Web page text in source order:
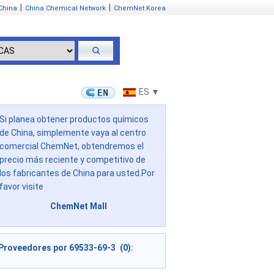
China Chemical Network ChemNet Korea
ES ▼
Si planea obtener productos químicos
de China, simplemente vaya al centro
comercial ChemNet, obtendremos el
precio más reciente y competitivo de
los fabricantes de China para usted.Por
favor visite
ChemNet Mall
por 69533-69-3 (0):